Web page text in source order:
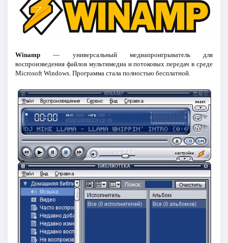
Winamp— универсальный медиапроигрыватель для
воспроизведения файлов мультимедиа и потоковых передач в среде
Microsoft Windows. Программа стала полностью бесплатной.